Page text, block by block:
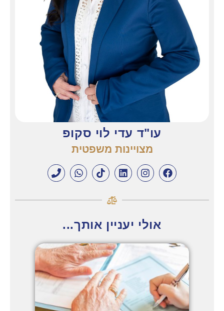
עו"ד עדי לוי סקופ
מצויינות משפטית
אולי יעניין אותך...